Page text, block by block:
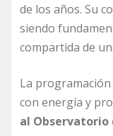
de los años. Su
siendo
compartida de
La programación
con energía y
al Observatorio